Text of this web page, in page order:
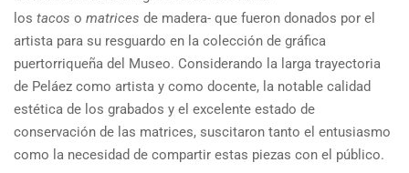
los tacos o matrices de madera- que fueron donados por el
artista para su resguardo en la colección de gráfica
puertorriqueña del Museo. Considerando la larga trayectoria
de Peláez como artista y como docente, la notable calidad
estética de los grabados y el excelente estado de
conservación de las matrices, suscitaron tanto el entusiasmo
como la necesidad de compartir estas piezas con el público.